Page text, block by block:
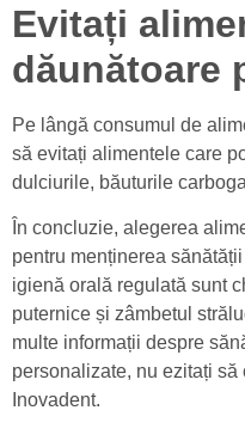
Evitați
dăunătoare
Pe lângă consumul de
să evitați alimentele care
dulciurile, băuturile
În concluzie, alegerea
pentru menținerea
igienă orală regulată sunt
puternice și zâmbetul
multe informații despre
personalizate, nu ezitați
Inovadent.